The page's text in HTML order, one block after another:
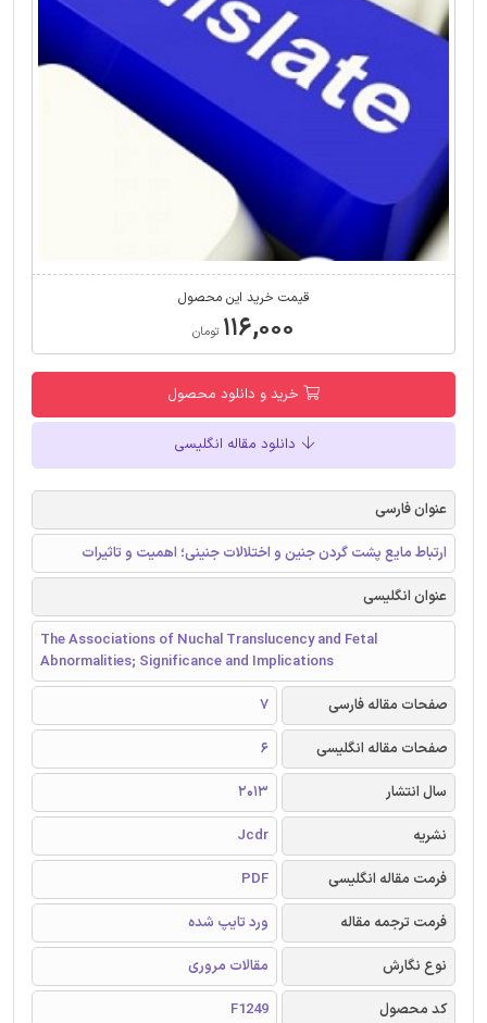
قیمت خرید این محصول
۱۱۶,۰۰۰ تومان
خرید و دانلود محصول
دانلود مقاله انگلیسی
عنوان فارسی
ارتباط مایع پشت گردن جنین و اختلالات جنینی؛ اهمیت و تاثیرات
عنوان انگلیسی
The Associations of Nuchal Translucency and Fetal
Abnormalities; Significance and Implications
صفحات مقاله فارسی
7
صفحات مقاله انگلیسی
6
سال انتشار
2013
نشریه
Jcdr
فرمت مقاله انگلیسی
PDF
فرمت ترجمه مقاله
ورد تایپ شده
نوع نگارش
مقالات مروری
کد محصول
F1249